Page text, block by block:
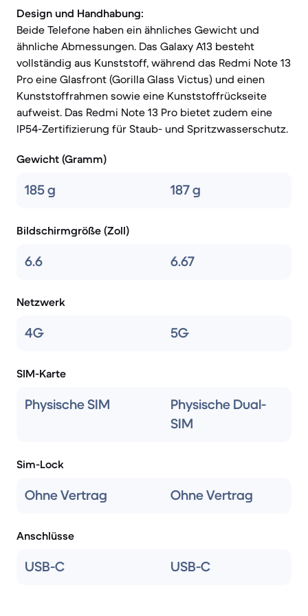
Design und Handhabung:
Beide Telefone haben ein ähnliches Gewicht und
ähnliche Abmessungen. Das Galaxy A13 besteht
vollständig aus Kunststoff, während das Redmi Note 13
Pro eine Glasfront (Gorilla Glass Victus) und einen
Kunststoffrahmen sowie eine Kunststoffrückseite
aufweist. Das Redmi Note 13 Pro bietet zudem eine
IP54-Zertifizierung für Staub- und Spritzwasserschutz.
Gewicht (Gramm)
185 g 187 g
Bildschirmgröße (Zoll)
6.6 6.67
Netzwerk
4G 5G
SIM-Karte
Physische SIM
Physische Dual-
SIM
Sim-Lock
Ohne Vertrag Ohne Vertrag
Anschlüsse
USB-C USB-C